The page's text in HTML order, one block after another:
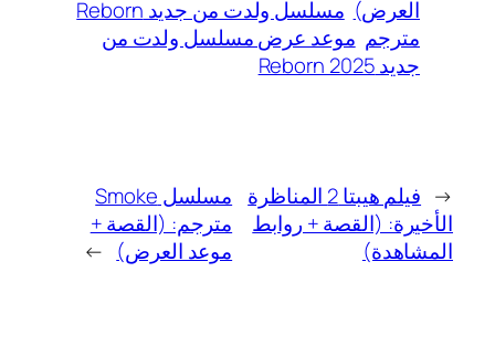
العرض)
مسلسل ولدت من جديد Reborn
مترجم موعد عرض مسلسل ولدت من
جديد Reborn 2025
←
فيلم هيبتا 2 المناظرة
الأخيرة: (القصة + روابط
المشاهدة)
مسلسل Smoke
مترجم: (القصة +
موعد العرض) →